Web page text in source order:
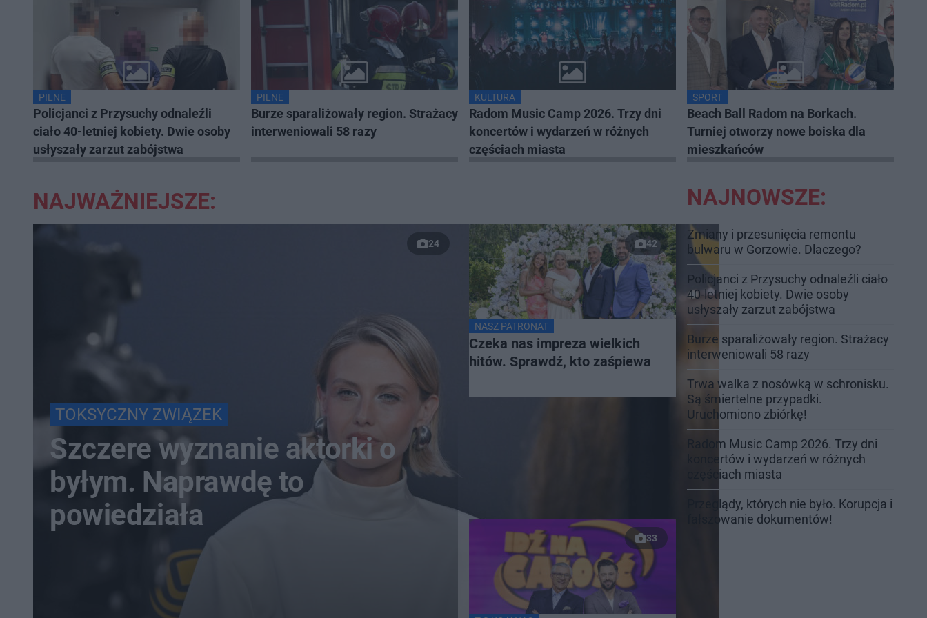
PILNE
Policjanci z Przysuchy odnaleźli
ciało 40-letniej kobiety. Dwie osoby
usłyszały zarzut zabójstwa
PILNE
Burze sparaliżowały region. Strażacy
interweniowali 58 razy
KULTURA
Radom Music Camp 2026. Trzy dni
koncertów i wydarzeń w różnych
częściach miasta
SPORT
Beach Ball Radom na Borkach.
Turniej otworzy nowe boiska dla
mieszkańców
NAJWAŻNIEJSZE:
24
TOKSYCZNY ZWIĄZEK
Szczere wyznanie aktorki o
byłym. Naprawdę to
powiedziała
42
NASZ PATRONAT
Czeka nas impreza wielkich
hitów. Sprawdź, kto zaśpiewa
33
NAJNOWSZE:
Zmiany i przesunięcia remontu
bulwaru w Gorzowie. Dlaczego?
Policjanci z Przysuchy odnaleźli ciało
40-letniej kobiety. Dwie osoby
usłyszały zarzut zabójstwa
Burze sparaliżowały region. Strażacy
interweniowali 58 razy
Trwa walka z nosówką w schronisku.
Są śmiertelne przypadki.
Uruchomiono zbiórkę!
Radom Music Camp 2026. Trzy dni
koncertów i wydarzeń w różnych
częściach miasta
Przeglądy, których nie było. Korupcja i
fałszowanie dokumentów!